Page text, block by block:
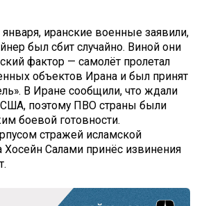
января, иранские военные заявили,
был сбит случайно. Виной они
фактор — самолёт пролетал
объектов Ирана и был принят
В Иране сообщили, что ждали
США, поэтому ПВО страны были
боевой готовности.
стражей исламской
Салами принёс извинения